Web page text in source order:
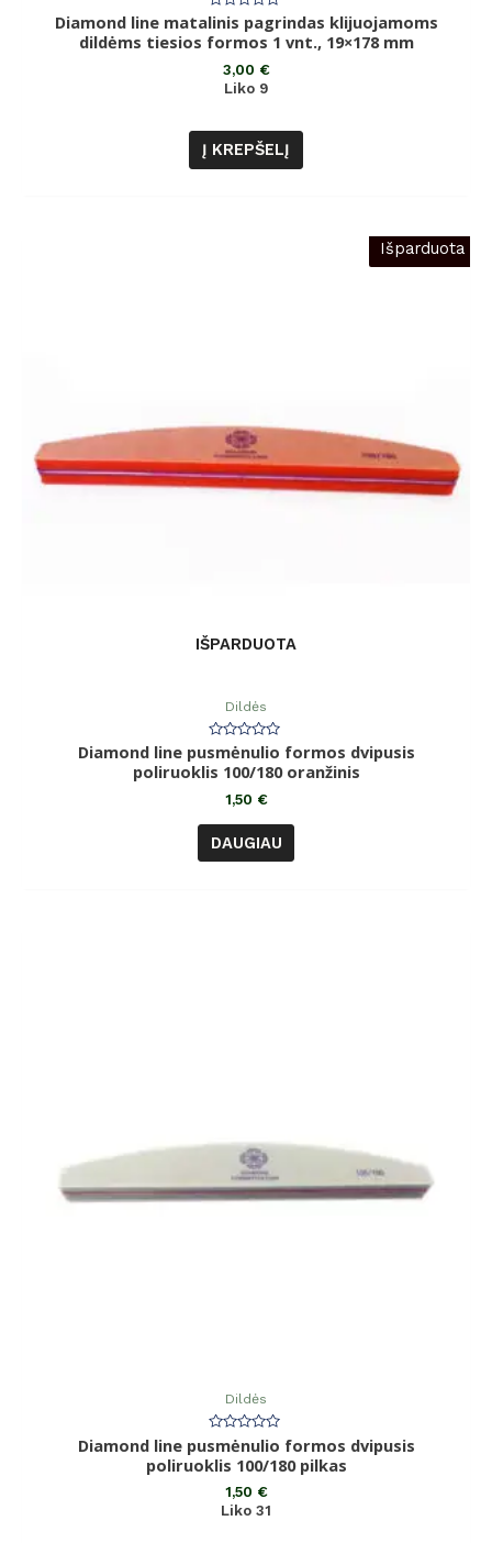
Įvertinimas:
0
iš
Diamond line matalinis pagrindas klijuojamoms
dildėms tiesios formos 1 vnt., 19×178 mm
3,00 €
Liko 9
Į KREPŠELĮ
Išparduota
IŠPARDUOTA
Dildės
Įvertinimas:
0
iš
Diamond line pusmėnulio formos dvipusis
poliruoklis 100/180 oranžinis
1,50 €
DAUGIAU
Dildės
Įvertinimas:
0
iš
Diamond line pusmėnulio formos dvipusis
poliruoklis 100/180 pilkas
1,50 €
Liko 31